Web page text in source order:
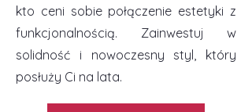
kto ceni sobie połączenie estetyki z
funkcjonalnością. Zainwestuj w
solidność i nowoczesny styl, który
posłuży Ci na lata.